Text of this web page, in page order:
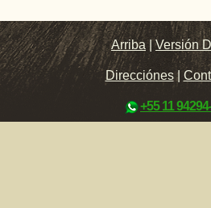
Arriba |Versión
Direcciónes|
+55 11